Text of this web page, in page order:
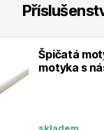
Špičatá
motyka s
skladem